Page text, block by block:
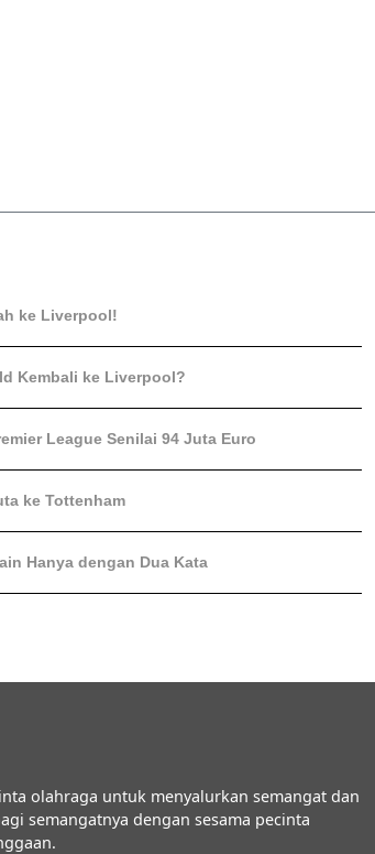
ke Liverpool!
Kembali ke Liverpool?
League Senilai 94 Juta Euro
ke Tottenham
Hanya dengan Dua Kata
olahraga untuk menyalurkan semangat dan
semangatnya dengan sesama pecinta